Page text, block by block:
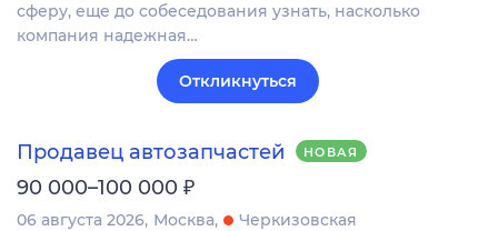
сферу, еще до собеседования узнать, насколько
компания надежная…
Откликнуться
Продавец автозапчастей НОВАЯ
90 000–100 000 ₽
06 августа 2026 Москва
Черкизовская